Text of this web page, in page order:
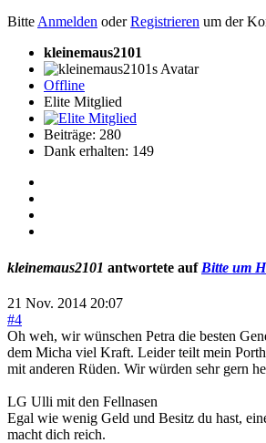
BitteAnmelden oderRegistrieren um der
kleinemaus2101
Offline
Elite Mitglied
Beiträge: 280
Dank erhalten: 149
kleinemaus2101 antwortete auf Bitte um
21 Nov. 2014 20:07
#4
Oh weh, wir wünschen Petra die besten
dem Micha viel Kraft. Leider teilt mein
mit anderen Rüden. Wir würden sehr gern
LG Ulli mit den Fellnasen
Egal wie wenig Geld und Besitz du hast,
macht dich reich.